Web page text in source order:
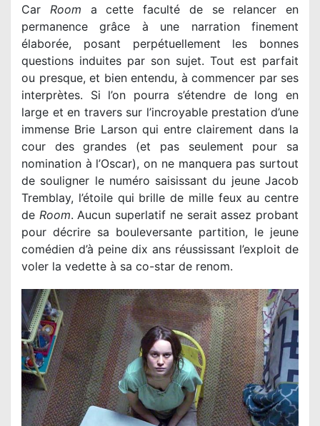
Car Room a cette faculté de se relancer en
permanence grâce à une narration finement
élaborée, posant perpétuellement les bonnes
questions induites par son sujet. Tout est parfait
ou presque, et bien entendu, à commencer par ses
interprètes. Si l’on pourra s’étendre de long en
large et en travers sur l’incroyable prestation d’une
immense Brie Larson qui entre clairement dans la
cour des grandes (et pas seulement pour sa
nomination à l’Oscar), on ne manquera pas surtout
de souligner le numéro saisissant du jeune Jacob
Tremblay, l’étoile qui brille de mille feux au centre
de Room. Aucun superlatif ne serait assez probant
pour décrire sa bouleversante partition, le jeune
comédien d’à peine dix ans réussissant l’exploit de
voler la vedette à sa co-star de renom.